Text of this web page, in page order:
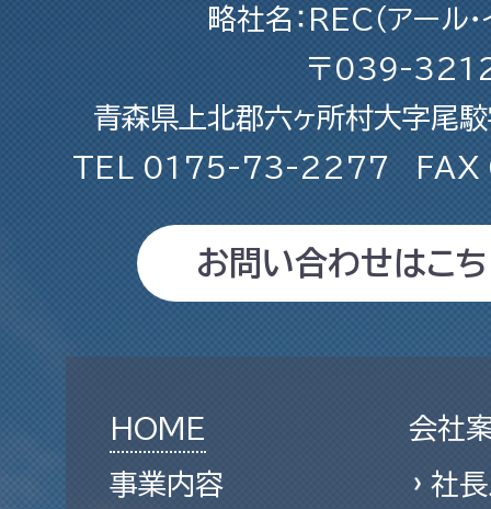
略社名：REC（アール・
〒039-
青森県上北郡六ヶ所村大字
TEL 0175-73-2277 FAX
お問い合わせはこ
HOME
事業内容
会社
社長